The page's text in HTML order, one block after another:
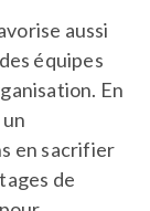
aussi
équipes
En
en sacrifier
de